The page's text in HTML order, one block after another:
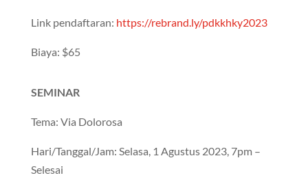
Link pendaftaran: https://rebrand.ly/pdkkhky2023
Biaya: $65
SEMINAR
Tema: Via Dolorosa
Hari/Tanggal/Jam: Selasa, 1 Agustus 2023, 7pm –
Selesai